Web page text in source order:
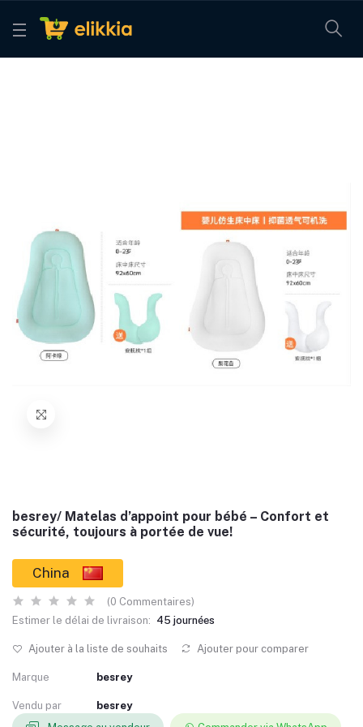
besrey/ Matelas d’appoint pour bébé – Confort et
sécurité, toujours à portée de vue!
China
(0 Commentaires)
Estimer le délai de livraison: 45 journées
Ajouter à la liste de souhaits Ajouter pour comparer
Marque besrey
Vendu par
besrey